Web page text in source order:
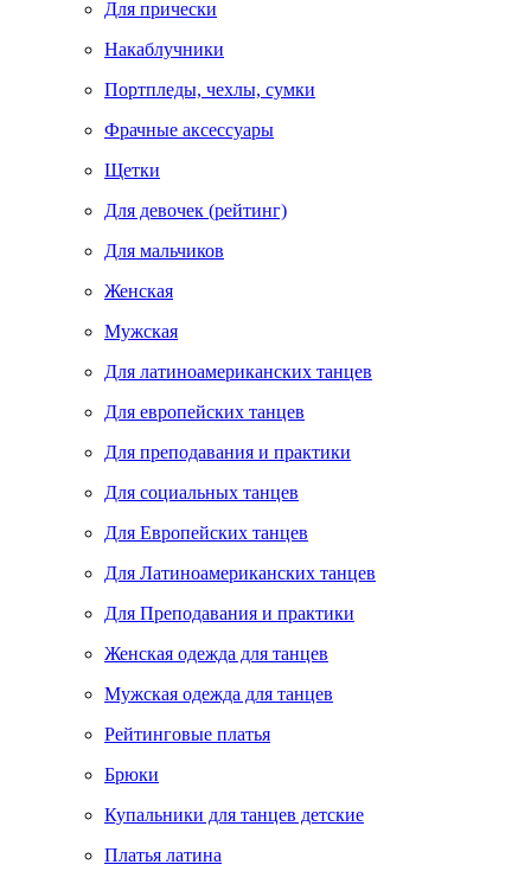
Для прически
Накаблучники
Портпледы, чехлы, сумки
Фрачные аксессуары
Щетки
Для девочек (рейтинг)
Для мальчиков
Женская
Мужская
Для латиноамериканских танцев
Для европейских танцев
Для преподавания и практики
Для социальных танцев
Для Европейских танцев
Для Латиноамериканских танцев
Для Преподавания и практики
Женская одежда для танцев
Мужская одежда для танцев
Рейтинговые платья
Брюки
Купальники для танцев детские
Платья латина